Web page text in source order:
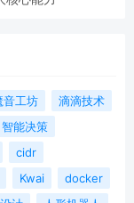
音工坊
滴滴技术
智能决策
cidr
Kwai
docker